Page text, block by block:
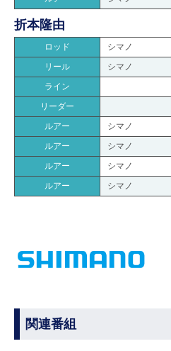
折本隆由
ロッド シマノ
リール
シマノ
ライン
リーダー
ルアー
シマノ
ルアー
シマノ
ルアー
シマノ
ルアー
シマノ
関連番組